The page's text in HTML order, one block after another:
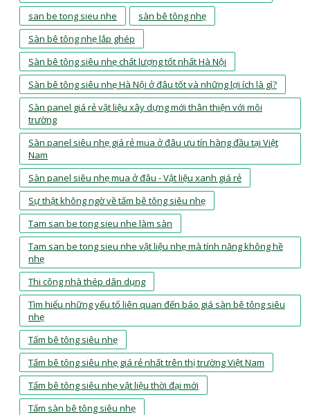
san be tong sieu nhe
sàn bê tông nhẹ
Sàn bê tông nhẹ lắp ghép
Sàn bê tông siêu nhẹ chất lượng tốt nhất Hà Nội
Sàn bê tông siêu nhẹ Hà Nội ở đâu tốt và những lợi ích là gì?
Sàn panel giá rẻ vật liệu xây dựng mới thân thiện với môi
trường
Sàn panel siêu nhẹ giá rẻ mua ở đâu ưu tín hàng đầu tại Việt
Nam
Sàn panel siêu nhẹ mua ở đâu - Vật liệu xanh giá rẻ
Sự thật không ngờ về tấm bê tông siêu nhẹ
Tam san be tong sieu nhe làm sàn
Tam san be tong sieu nhe vật liệu nhẹ mà tính năng không hề
nhẹ
Thi công nhà thép dân dụng
Tìm hiểu những yếu tố liên quan đến báo giá sàn bê tông siêu
nhẹ
Tấm bê tông siêu nhẹ
Tấm bê tông siêu nhẹ giá rẻ nhất trên thị trường Việt Nam
Tấm bê tông siêu nhẹ vật liệu thời đại mới
Tấm sàn bê tông siêu nhẹ